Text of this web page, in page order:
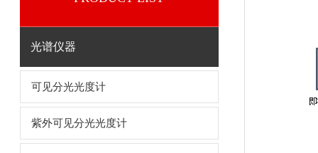
光谱仪器
可见分光光度计
紫外可见分光光度计